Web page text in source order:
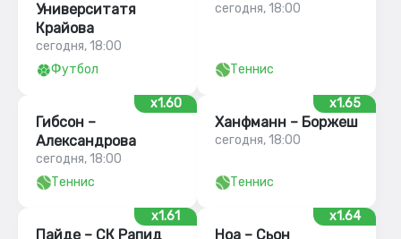
Университатя
Крайова
сегодня, 18:00
Футбол
сегодня, 18:00
Теннис
x1.60
Гибсон –
Александрова
сегодня, 18:00
Теннис
x1.65
Ханфманн – Боржеш
сегодня, 18:00
Теннис
x1.61
Пайде – СК Рапид
x1.64
Ноа – Сьон